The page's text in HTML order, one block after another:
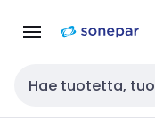
navigointiinsisältöön
Haku